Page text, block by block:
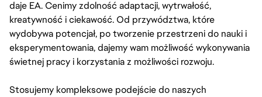
daje EA. Cenimy zdolność adaptacji, wytrwałość,
kreatywność i ciekawość. Od przywództwa, które
wydobywa potencjał, po tworzenie przestrzeni do nauki i
eksperymentowania, dajemy wam możliwość wykonywania
świetnej pracy i korzystania z możliwości rozwoju.
Stosujemy kompleksowe podejście do naszych